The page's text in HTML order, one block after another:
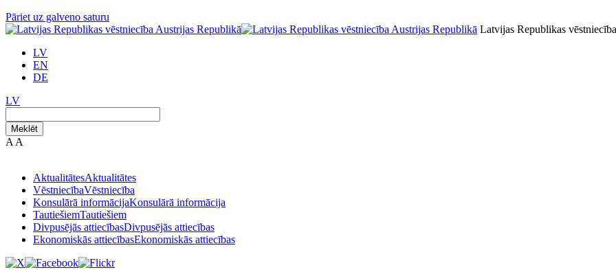
Pāriet uz galveno saturu
Latvijas Republikas
LV
EN
DE
LV
Meklēt
A A
AktualitātesAktualitātes
VēstniecībaVēstniecība
Konsulārā informācijaKonsulārā informācija
TautiešiemTautiešiem
Divpusējās attiecībasDivpusējās attiecības
Ekonomiskās attiecībasEkonomiskās attiecības